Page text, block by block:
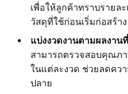
เพื่อให้ลูกค้าทราบรายล
วัสดุที่ใช้ก่อนเริ่มก่อสร้าง
แบ่งงวดงานตามผลงาน
สามารถตรวจสอบคุณภ
ในแต่ละงวด ช่วยลดควา
ปลาย